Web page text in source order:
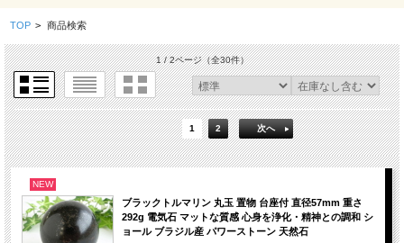
TOP > 商品検索
1 / 2ページ（全30件）
1 2 次へ
NEW
ブラックトルマリン 丸玉 置物 台座付 直径57mm 重さ
292g 電気石 マットな質感 心身を浄化・精神との調和 シ
ョール ブラジル産 パワーストーン 天然石